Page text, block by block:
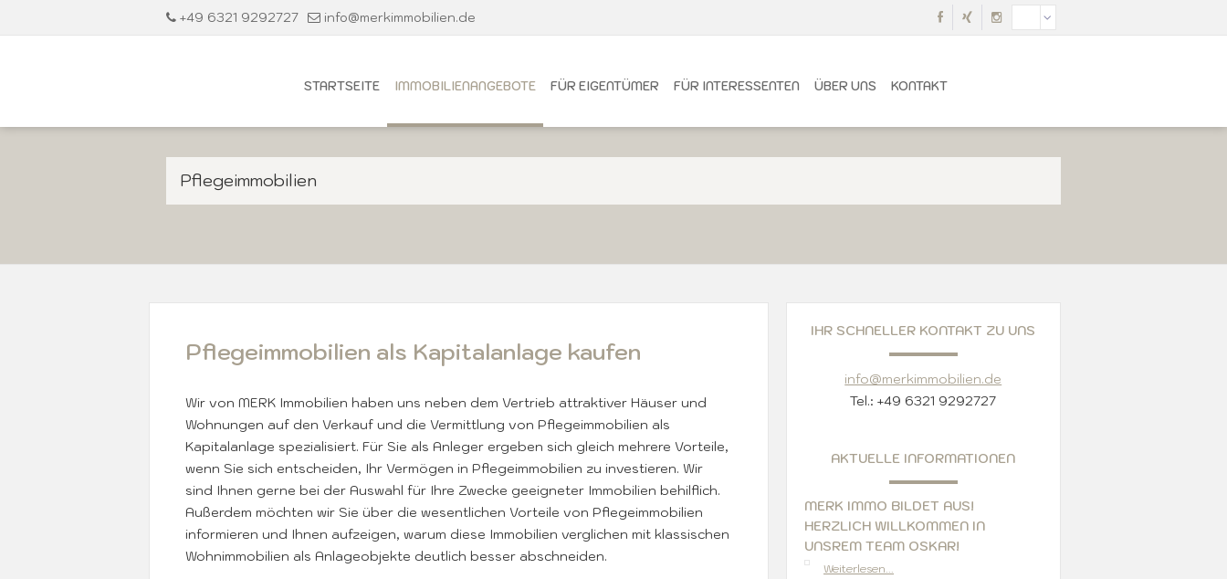
+49 6321 9292727 info@merkimmobilien.de
STARTSEITE IMMOBILIENANGEBOTE FÜR EIGENTÜMER FÜR INTERESSENTEN ÜBER UNS KONTAKT
Pflegeimmobilien
Pflegeimmobilien als Kapitalanlage kaufen
Wir von MERK Immobilien haben uns neben dem Vertrieb attraktiver Häuser und
Wohnungen auf den Verkauf und die Vermittlung von Pflegeimmobilien als
Kapitalanlage spezialisiert. Für Sie als Anleger ergeben sich gleich mehrere Vorteile,
wenn Sie sich entscheiden, Ihr Vermögen in Pflegeimmobilien zu investieren. Wir
sind Ihnen gerne bei der Auswahl für Ihre Zwecke geeigneter Immobilien behilflich.
Außerdem möchten wir Sie über die wesentlichen Vorteile von Pflegeimmobilien
informieren und Ihnen aufzeigen, warum diese Immobilien verglichen mit klassischen
Wohnimmobilien als Anlageobjekte deutlich besser abschneiden.
IHR SCHNELLER KONTAKT ZU UNS
info@merkimmobilien.de
Tel.: +49 6321 9292727
AKTUELLE INFORMATIONEN
MERK IMMO BILDET AUS!
HERZLICH WILLKOMMEN IN
UNSREM TEAM OSKAR!
Weiterlesen...